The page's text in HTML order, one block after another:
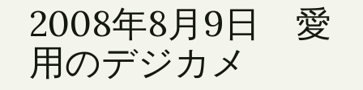
2008年8月9日 愛
用のデジカメ